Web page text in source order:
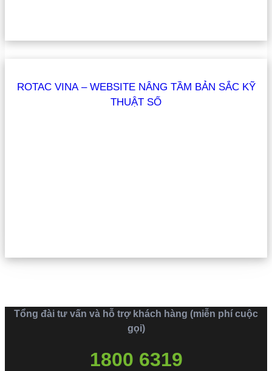
ROTAC VINA – WEBSITE NÂNG TẦM BẢN SẮC KỸ
THUẬT SỐ
Tổng đài tư vấn và hỗ trợ khách hàng (miễn phí cuộc
gọi)
1800 6319